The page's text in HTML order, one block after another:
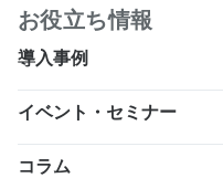
お役立ち情報
導入事例
イベント・セミナー
コラム